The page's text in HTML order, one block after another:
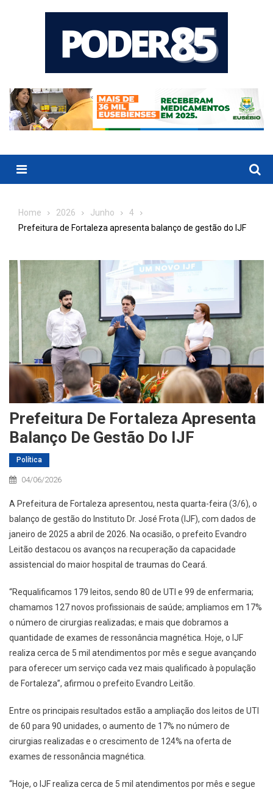
Menu
Home 2026 Junho
4
Prefeitura de Fortaleza apresenta balanço de gestão do IJF
Prefeitura De Fortaleza Apresenta
Balanço De Gestão Do IJF
Política
04/06/2026
A Prefeitura de Fortaleza apresentou, nesta quarta-feira (3/6), o
balanço de gestão do Instituto Dr. José Frota (IJF), com dados de
janeiro de 2025 a abril de 2026. Na ocasião, o prefeito Evandro
Leitão destacou os avanços na recuperação da capacidade
assistencial do maior hospital de traumas do Ceará.
“Requalificamos 179 leitos, sendo 80 de UTI e 99 de enfermaria;
chamamos 127 novos profissionais de saúde; ampliamos em 17%
o número de cirurgias realizadas; e mais que dobramos a
quantidade de exames de ressonância magnética. Hoje, o IJF
realiza cerca de 5 mil atendimentos por mês e segue avançando
para oferecer um serviço cada vez mais qualificado à população
de Fortaleza”, afirmou o prefeito Evandro Leitão.
Entre os principais resultados estão a ampliação dos leitos de UTI
de 60 para 90 unidades, o aumento de 17% no número de
cirurgias realizadas e o crescimento de 124% na oferta de
exames de ressonância magnética.
“Hoje, o IJF realiza cerca de 5 mil atendimentos por mês e segue